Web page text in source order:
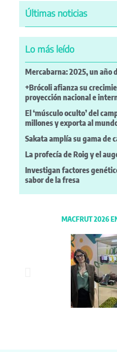
Últimas noticias
Lo más leído
Mercabarna: 2025, un año
+Brócoli afianza su
proyección nacional e
El ‘músculo oculto’ del
millones y exporta al
Sakata amplía su gama de
La profecía de Roig y el
Investigan factores
sabor de la fresa
MACFRUT 2026